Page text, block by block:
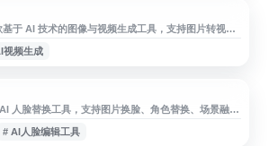
于 AI 技术的图像与视频生成工具，支持图片转视
用户可通过上传照片或输入文本，生成更具真实感和
内容。平台强调免费使用与安全体验，适合用于创意
视频生成
人脸替换工具，支持图片换脸、角色替换、场景融合
、社交内容制作和图像编辑参考。用户无需下载安装
适合快速生成高清人脸交换效果，并通过案例了解
# AI人脸编辑工具